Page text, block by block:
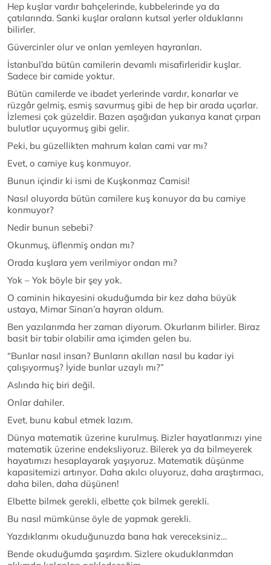
Hep kuşlar vardır bahçelerinde, kubbelerinde ya da
çatılarında. Sanki kuşlar oraların kutsal yerler olduklarını
bilirler.
Güvercinler olur ve onları yemleyen hayranları.
İstanbul’da bütün camilerin devamlı misafirleridir kuşlar.
Sadece bir camide yoktur.
Bütün camilerde ve ibadet yerlerinde vardır, konarlar ve
rüzgâr gelmiş, esmiş savurmuş gibi de hep bir arada uçarlar.
İzlemesi çok güzeldir. Bazen aşağıdan yukarıya kanat çırpan
bulutlar uçuyormuş gibi gelir.
Peki, bu güzellikten mahrum kalan cami var mı?
Evet, o camiye kuş konmuyor.
Bunun içindir ki ismi de Kuşkonmaz Camisi!
Nasıl oluyorda bütün camilere kuş konuyor da bu camiye
konmuyor?
Nedir bunun sebebi?
Okunmuş, üflenmiş ondan mı?
Orada kuşlara yem verilmiyor ondan mı?
Yok – Yok böyle bir şey yok.
O caminin hikayesini okuduğumda bir kez daha büyük
ustaya, Mimar Sinan’a hayran oldum.
Ben yazılarımda her zaman diyorum. Okurlarım bilirler. Biraz
basit bir tabir olabilir ama içimden gelen bu.
“Bunlar nasıl insan? Bunların akılları nasıl bu kadar iyi
çalışıyormuş? İyide bunlar uzaylı mı?”
Aslında hiç biri değil.
Onlar dahiler.
Evet, bunu kabul etmek lazım.
Dünya matematik üzerine kurulmuş. Bizler hayatlarımızı yine
matematik üzerine endeksliyoruz. Bilerek ya da bilmeyerek
hayatımızı hesaplayarak yaşıyoruz. Matematik düşünme
kapasitemizi artırıyor. Daha akılcı oluyoruz, daha araştırmacı,
daha bilen, daha düşünen!
Elbette bilmek gerekli, elbette çok bilmek gerekli.
Bu nasıl mümkünse öyle de yapmak gerekli.
Yazdıklarımı okuduğunuzda bana hak vereceksiniz…
Bende okuduğumda şaşırdım. Sizlere okuduklarımdan